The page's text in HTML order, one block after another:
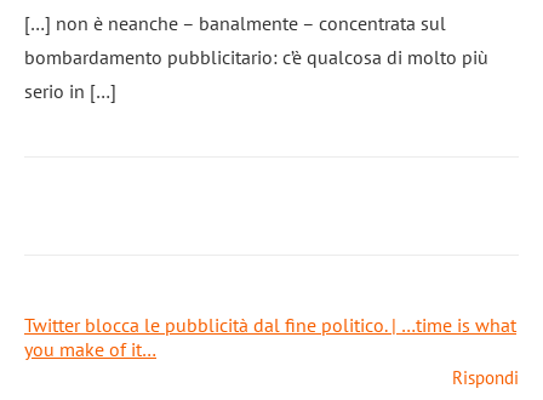
[…] non è neanche – banalmente – concentrata sul
bombardamento pubblicitario: c’è qualcosa di molto più
serio in […]
Twitter blocca le pubblicità dal fine politico. | …time is what
you make of it…
Rispondi